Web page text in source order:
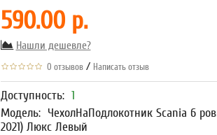
590.00 р.
Нашли дешевле?
0 отзывов / Написать отзыв
Доступность: 1
Модель: ЧехолНаПодлокотник Scania 6
2021) Люкс Левый